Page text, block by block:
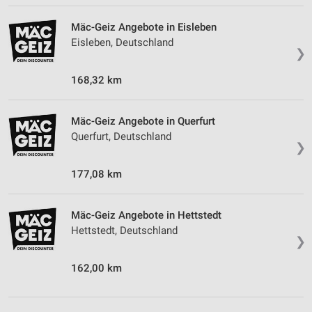
❯
Mäc-Geiz Angebote in Eisleben
Eisleben, Deutschland
168,32 km
❯
Mäc-Geiz Angebote in Querfurt
Querfurt, Deutschland
177,08 km
❯
Mäc-Geiz Angebote in Hettstedt
Hettstedt, Deutschland
162,00 km